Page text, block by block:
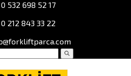
0 532 698 52 17
0 212 843 33 22